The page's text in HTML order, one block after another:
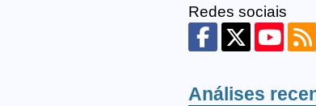
Redes sociais
Análises